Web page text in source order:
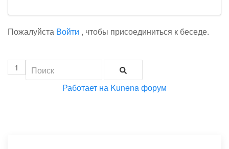
Пожалуйста Войти , чтобы присоединиться к беседе.
1
Работает на Kunena форум